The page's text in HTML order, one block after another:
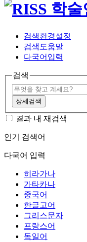
검색환경설정
검색도움말
다국어입력
검색
상세검색
결과 내 재검색
인기 검색어
다국어 입력
히라가나
가타카나
중국어
한글고어
그리스문자
프랑스어
독일어